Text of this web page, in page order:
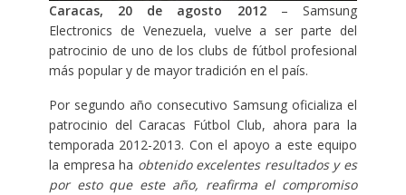
Caracas, 20 de agosto 2012– Samsung
Electronics de Venezuela, vuelve a ser parte del
patrocinio de uno de los clubs de fútbol profesional
más popular y de mayor tradición en el país.
Por segundo año consecutivo Samsung oficializa el
patrocinio del Caracas Fútbol Club, ahora para la
temporada 2012-2013. Con el apoyo a este equipo
la empresa ha obtenido excelentes resultados y es
por esto que este año, reafirma el compromiso